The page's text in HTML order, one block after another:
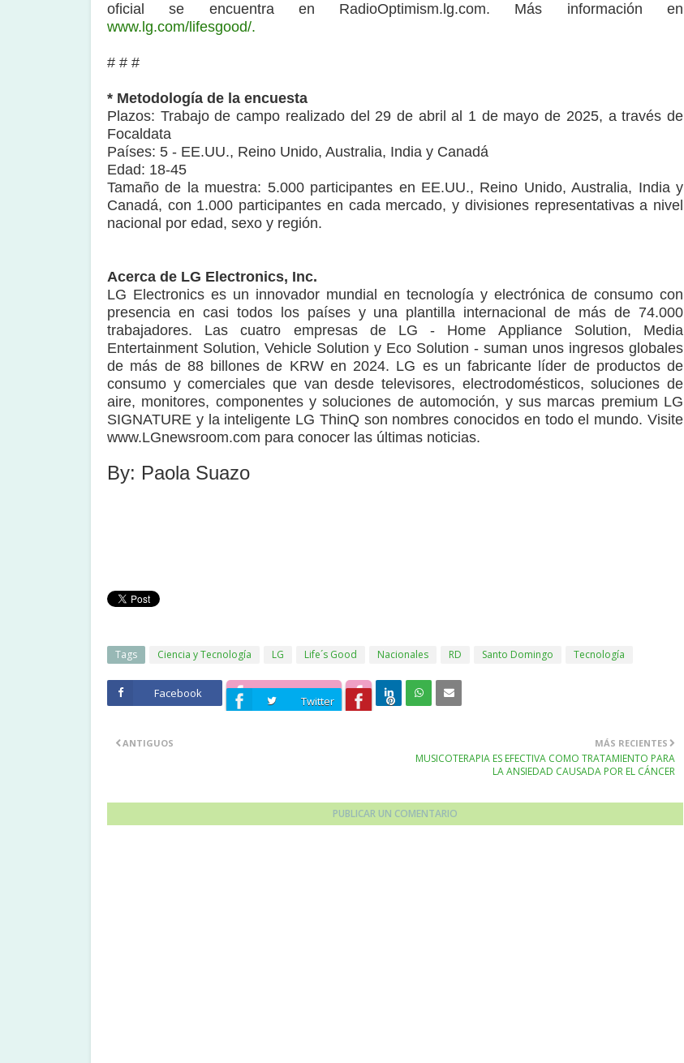
oficial se encuentra en RadioOptimism.lg.com. Más información en
www.lg.com/lifesgood/.
# # #
* Metodología de la encuesta
Plazos: Trabajo de campo realizado del 29 de abril al 1 de mayo de 2025, a través de
Focaldata
Países: 5 - EE.UU., Reino Unido, Australia, India y Canadá
Edad: 18-45
Tamaño de la muestra: 5.000 participantes en EE.UU., Reino Unido, Australia, India y
Canadá, con 1.000 participantes en cada mercado, y divisiones representativas a nivel
nacional por edad, sexo y región.
Acerca de LG Electronics, Inc.
LG Electronics es un innovador mundial en tecnología y electrónica de consumo con
presencia en casi todos los países y una plantilla internacional de más de 74.000
trabajadores. Las cuatro empresas de LG - Home Appliance Solution, Media
Entertainment Solution, Vehicle Solution y Eco Solution - suman unos ingresos globales
de más de 88 billones de KRW en 2024. LG es un fabricante líder de productos de
consumo y comerciales que van desde televisores, electrodomésticos, soluciones de
aire, monitores, componentes y soluciones de automoción, y sus marcas premium LG
SIGNATURE y la inteligente LG ThinQ son nombres conocidos en todo el mundo. Visite
www.LGnewsroom.com para conocer las últimas noticias.
By: Paola Suazo
Tags Ciencia y Tecnología LG Life´s Good Nacionales RD Santo Domingo Tecnología
Facebook
Twitter
MÁS RECIENTES
MUSICOTERAPIA ES EFECTIVA COMO TRATAMIENTO PARA
LA ANSIEDAD CAUSADA POR EL CÁNCER
ANTIGUOS
PUBLICAR UN COMENTARIO